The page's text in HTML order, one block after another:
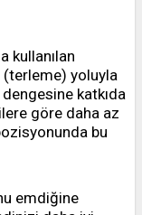
kullanılan
yoluyla
katkıda
göre daha az
bu
emdiğine